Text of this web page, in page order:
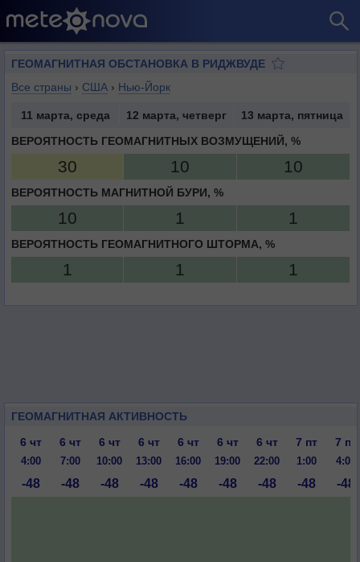
ГЕОМАГНИТНАЯ ОБСТАНОВКА В РИДЖВУДЕ
Все страны › США › Нью-Йорк
11 марта, среда 12 марта, четверг
13 марта, пятница
ВЕРОЯТНОСТЬ ГЕОМАГНИТНЫХ ВОЗМУЩЕНИЙ, %
30 10 10
ВЕРОЯТНОСТЬ МАГНИТНОЙ БУРИ, %
10 1 1
ВЕРОЯТНОСТЬ ГЕОМАГНИТНОГО ШТОРМА, %
1 1 1
ГЕОМАГНИТНАЯ АКТИВНОСТЬ
6 чт
6 чт 6 чт 6 чт 6 чт 6 чт 6 чт 7 пт 7 пт
4:00 7:00 10:00 13:00 16:00 19:00 22:00 1:00 4:00
-48 -48 -48 -48 -48 -48 -48 -48 -48